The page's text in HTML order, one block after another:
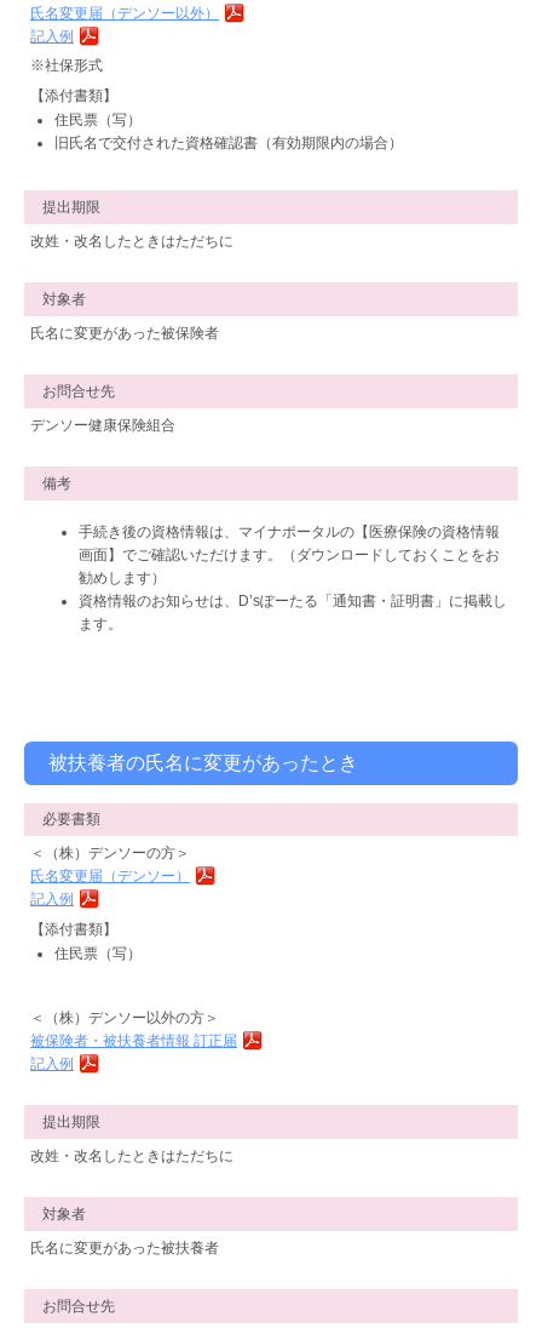
氏名変更届（デンソー以外）
記入例
※社保形式
【添付書類】
住民票（写）
旧氏名で交付された資格確認書（有効期限内の場合）
提出期限
改姓・改名したときはただちに
対象者
氏名に変更があった被保険者
お問合せ先
デンソー健康保険組合
備考
手続き後の資格情報は、マイナポータルの【医療保険の資格情報
画面】でご確認いただけます。（ダウンロードしておくことをお
勧めします）
資格情報のお知らせは、D’sぽーたる「通知書・証明書」に掲載し
ます。
被扶養者の氏名に変更があったとき
必要書類
＜（株）デンソーの方＞
氏名変更届（デンソー）
記入例
【添付書類】
住民票（写）
＜（株）デンソー以外の方＞
被保険者・被扶養者情報 訂正届
記入例
提出期限
改姓・改名したときはただちに
対象者
氏名に変更があった被扶養者
お問合せ先